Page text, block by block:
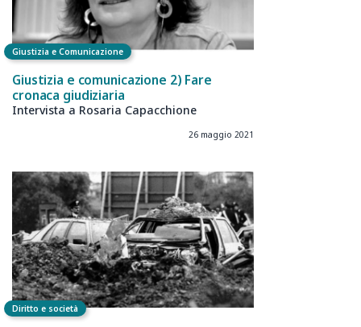
Giustizia e Comunicazione
Giustizia e comunicazione 2) Fare
cronaca giudiziaria
Intervista a Rosaria Capacchione
26 maggio 2021
Diritto e società